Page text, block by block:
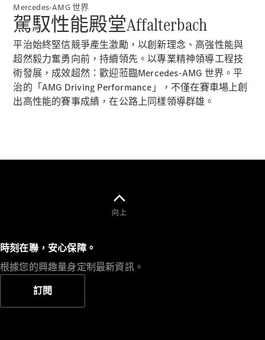
購車方案
數碼化產品
和服務
服務合約
技術配件
和精品系
精品系列
Targa Florio 獲獎車輛的
紅色噴漆方案。
此外，沒有車頂或擋風玻璃的先鋒設計概念
引人注目；駕駛員戴著兩個標準配
備的特殊保護頭盔的其中一個。
00:09 至 00:11
場景再次變化：攝像頭現在沿著
Mercedes-AMG PureSpeed 前方的道路低空飛行，從上方
視角再次變化，最初從駕駛座一側的前方斜角拍攝行駛中
空飛行在 Mercedes-AMG PureSpeed 前方，車輛
在岩石和大海的全景背景下快速轉彎時，從駕駛員側斜角
拍攝。
道路周圍有一條通往大海的大型護欄，而在右
Mercedes-AMG 世界
駕馭性能殿堂Affalterbach
平治始終堅信競爭產生激勵，以創新理念、高強性能與
超然毅力奮勇向前，持續領先。以專業精神領導工程技
術發展，成效超然：歡迎蒞臨Mercedes-AMG 世界。平
治的「AMG Driving Performance」，不僅在賽車場上創
出高性能的賽事成績，在公路上同樣領導群雄。
向上
時刻在聯，安心保障。
根據您的興趣量身定制最新資訊。
訂閱